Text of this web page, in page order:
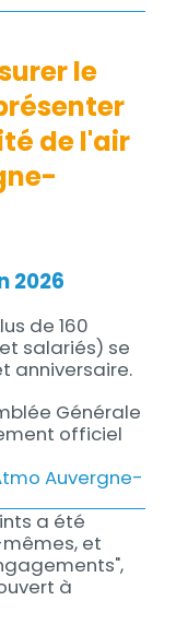
le
de l'air
2026
de 160
salariés) se
anniversaire.
Générale
officiel
Auvergne-
a été
et
à